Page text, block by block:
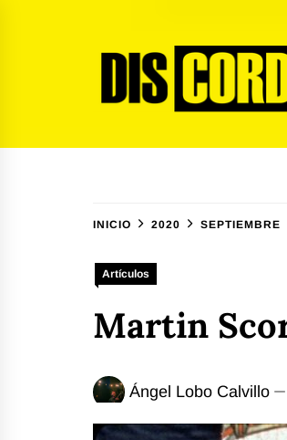
Discordia
INICIO 2020 SEPTIEMBRE
Artículos
Martin
Ángel Lobo Calvillo